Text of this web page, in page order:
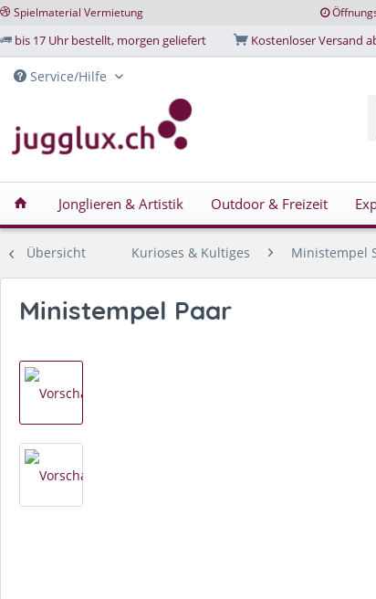
Spielmaterial Vermietung
bis 17 Uhr bestellt, morgen geliefert Kostenloser Versand
Service/Hilfe
Jonglieren & Artistik Outdoor & Freizeit
Übersicht Kurioses & Kultiges Ministempel
Ministempel Paar